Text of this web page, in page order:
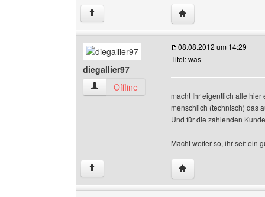
↑ Website dieses
diegallier97
diegallier97 Benutzer-Profile anzeigen
Offline
08.08.2012 um 14:29
Titel: was
macht Ihr eigentlich alle hier
menschlich (technisch) das
Und für die zahlenden
Macht weiter so, ihr seit ein
↑ Website dieses